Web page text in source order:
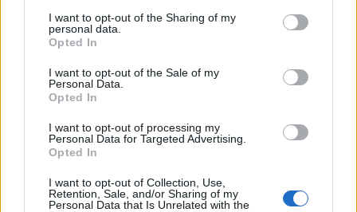
I want to opt-out of the Sharing of my
personal data.
Opted In
I want to opt-out of the Sale of my
Personal Data.
Opted In
I want to opt-out of processing my
Personal Data for Targeted Advertising.
Opted In
I want to opt-out of Collection, Use,
Retention, Sale, and/or Sharing of my
Personal Data that Is Unrelated with the
422
12 trudnych słów, które warto znać -
kojarzysz je?
Sprawdź, jak sobie z nimi poradzisz. Powodzenia :)